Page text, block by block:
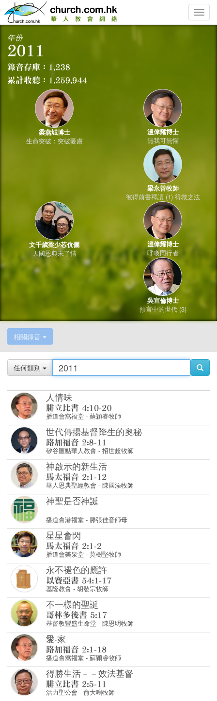
Toggle
年份
梁燕城博士
生命突破：突破憂慮
溫偉耀博士
無我可無懼
梁永善牧師
彼得前書釋讀 (1) 得救之法
文千歲梁少芯伉儷
天國恩典未了情
溫偉耀博士
呼喚同行者
吳宣倫博士
預言中的世代 (3)
相關錄音
任何類別
人情味
播道會窩福堂-蘇穎睿牧師
世代傳揚基督降生的奧秘
矽谷匯點華人教會 -招世超牧師
神啟示的新生活
華人恩典聖經教會 -陳國添牧師
神聖是否神誕
播道會港福堂 - 滕張佳音師母
星星會閃
播道會樂泉堂-莫樹堅牧師
永不褪色的應許
基隆教會-胡發宗牧師
不一樣的聖誕
基督教豐盛生命堂 -陳恩明牧師
愛‧家
播道會窩福堂-蘇穎睿牧師
得勝生活－－效法基督
活力聖公會 -俞大鳴牧師